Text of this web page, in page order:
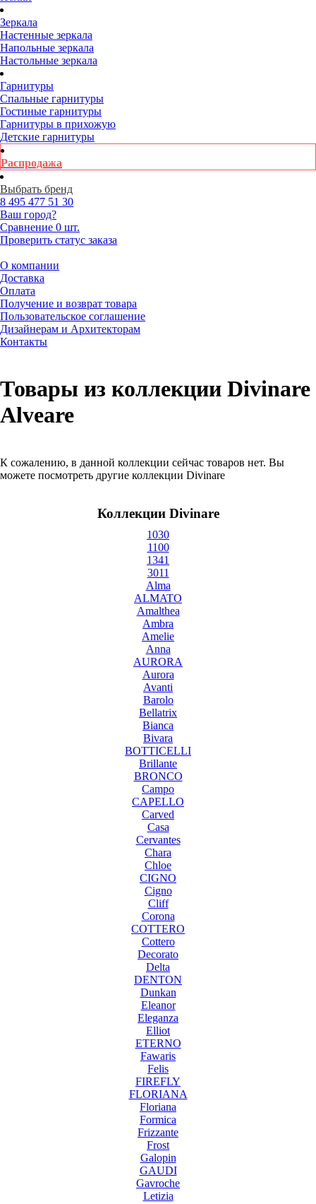
Зеркала
Настенные зеркала
Напольные зеркала
Настольные зеркала
Гарнитуры
Спальные гарнитуры
Гостиные гарнитуры
Гарнитуры в прихожую
Детские гарнитуры
Распродажа
Выбрать бренд
8 495 477 51 30
Ваш город?
Сравнение 0 шт.
Проверить статус заказа
О компании
Доставка
Оплата
Получение и возврат товара
Пользовательское соглашение
Дизайнерам и Архитекторам
Контакты
Товары из коллекции Divinare
Alveare
К сожалению, в данной коллекции сейчас товаров нет. Вы
можете посмотреть другие коллекции Divinare
Коллекции Divinare
1030
1100
1341
3011
Alma
ALMATO
Amalthea
Ambra
Amelie
Anna
AURORA
Aurora
Avanti
Barolo
Bellatrix
Bianca
Bivara
BOTTICELLI
Brillante
BRONCO
Campo
CAPELLO
Carved
Casa
Cervantes
Chara
Chloe
CIGNO
Cigno
Cliff
Corona
COTTERO
Cottero
Decorato
Delta
DENTON
Dunkan
Eleanor
Eleganza
Elliot
ETERNO
Fawaris
Felis
FIREFLY
FLORIANA
Floriana
Formica
Frizzante
Frost
Galopin
GAUDI
Gavroche
Letizia